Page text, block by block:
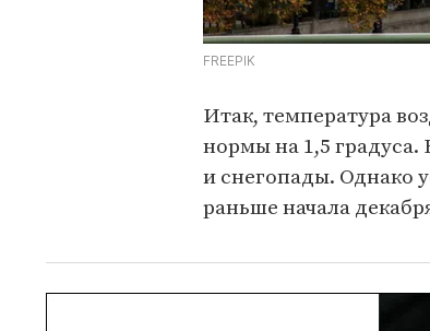
FREEPIK
Итак, температура
нормы на 1,5
и снегопады. Однако
раньше начала